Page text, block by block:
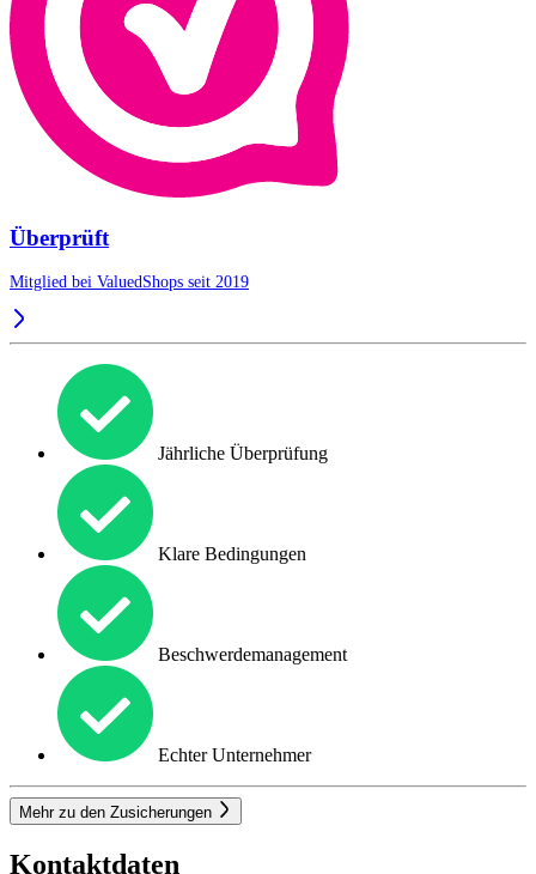
Überprüft
Mitglied bei ValuedShops seit 2019
Jährliche Überprüfung
Klare Bedingungen
Beschwerdemanagement
Echter Unternehmer
Mehr zu den Zusicherungen
Kontaktdaten